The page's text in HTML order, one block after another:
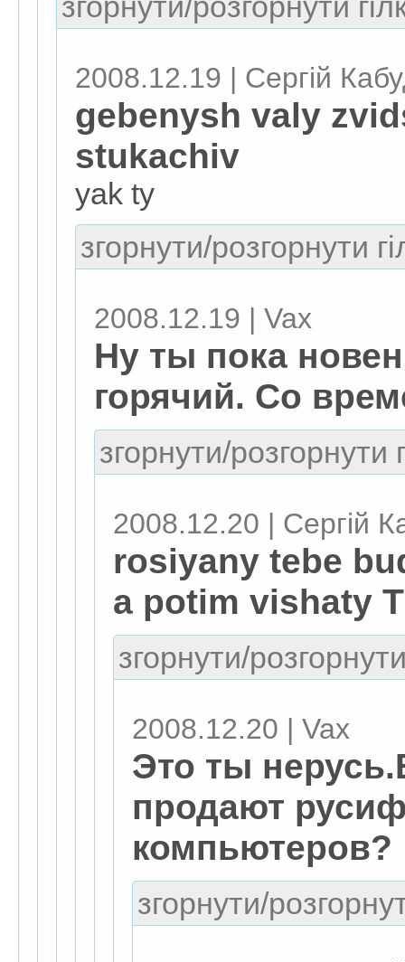
2008.12.19 | Сергій
gebenysh valy
stukachiv
yak ty
згорнути/розгорнути
2008.12.19 | Vax
Ну ты пока
горячий. Со
згорнути/розгорнути
2008.12.20 | Сергій
rosiyany tebe
a potim vishaty
згорнути/
2008.12.20 | Vax
Это ты
продают
компьютеров?
згорнути/